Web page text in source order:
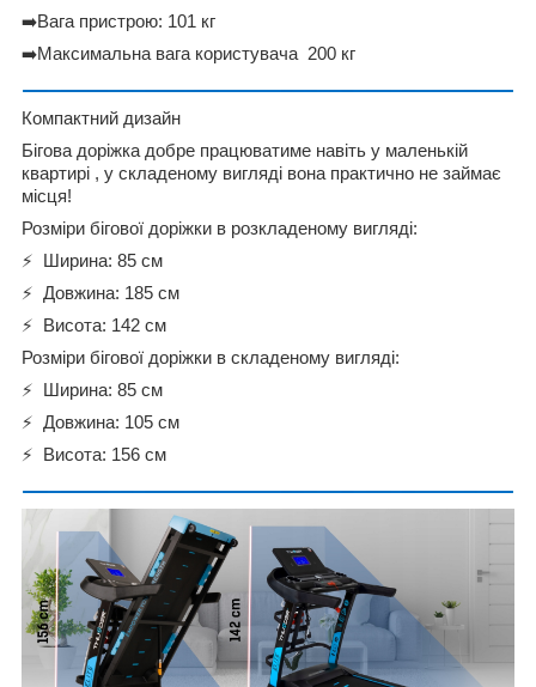
➡️Вага пристрою: 101 кг
➡️Максимальна вага користувача 200 кг
Компактний дизайн
Бігова доріжка добре працюватиме навіть у маленькій
квартирі , у складеному вигляді вона практично не займає
місця!
Розміри бігової доріжки в розкладеному вигляді:
⚡ Ширина: 85 см
⚡ Довжина: 185 см
⚡ Висота: 142 см
Розміри бігової доріжки в складеному вигляді:
⚡ Ширина: 85 см
⚡ Довжина: 105 см
⚡ Висота: 156 см